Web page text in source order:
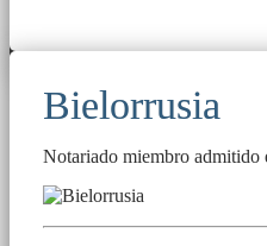
Bielorrusia
Notariado miembro admitido